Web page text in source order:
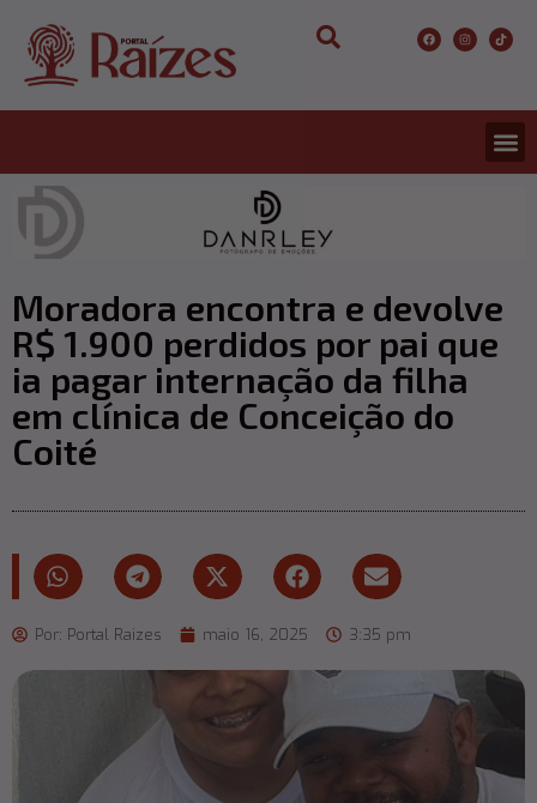
Moradora encontra e devolve
R$ 1.900 perdidos por pai que
ia pagar internação da filha
em clínica de Conceição do
Coité
Por: Portal Raizes maio 16, 2025 3:35 pm